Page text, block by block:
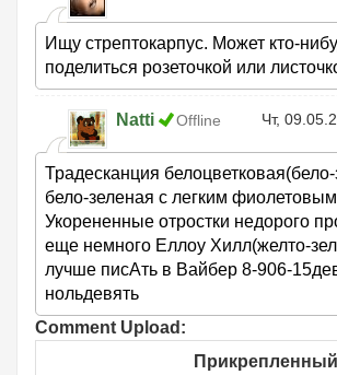
Ищу стрептокарпус. Может кто-
поделиться розеточкой или
Natti Offline Чт,
Традесканция
бело-зеленая с легким
Укорененные отростки недорого
еще немного Еллоу Хилл(желто-
лучше писАть в Вайбер 8-906-
нольдевять
Comment Upload:
Прикрепленный